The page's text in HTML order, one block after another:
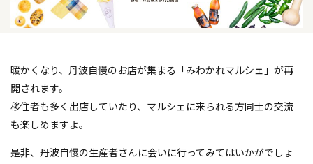
暖かくなり、丹波自慢のお店が集まる「みわかれマルシェ」が再
開されます。
移住者も多く出店していたり、マルシェに来られる方同士の交流
も楽しめますよ。
是非、丹波自慢の生産者さんに会いに行ってみてはいかがでしょ